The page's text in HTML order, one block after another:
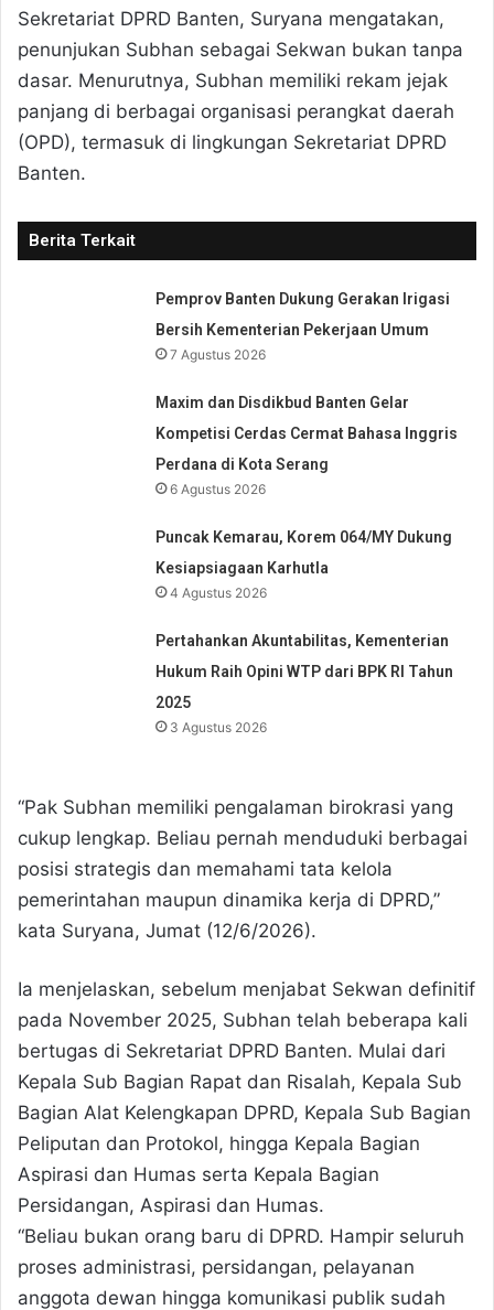
Sekretariat DPRD Banten, Suryana mengatakan,
penunjukan Subhan sebagai Sekwan bukan tanpa
dasar. Menurutnya, Subhan memiliki rekam jejak
panjang di berbagai organisasi perangkat daerah
(OPD), termasuk di lingkungan Sekretariat DPRD
Banten.
Berita Terkait
Pemprov Banten Dukung Gerakan Irigasi
Bersih Kementerian Pekerjaan Umum
7 Agustus 2026
Maxim dan Disdikbud Banten Gelar
Kompetisi Cerdas Cermat Bahasa Inggris
Perdana di Kota Serang
6 Agustus 2026
Puncak Kemarau, Korem 064/MY Dukung
Kesiapsiagaan Karhutla
4 Agustus 2026
Pertahankan Akuntabilitas, Kementerian
Hukum Raih Opini WTP dari BPK RI Tahun
2025
3 Agustus 2026
“Pak Subhan memiliki pengalaman birokrasi yang
cukup lengkap. Beliau pernah menduduki berbagai
posisi strategis dan memahami tata kelola
pemerintahan maupun dinamika kerja di DPRD,”
kata Suryana, Jumat (12/6/2026).
Ia menjelaskan, sebelum menjabat Sekwan definitif
pada November 2025, Subhan telah beberapa kali
bertugas di Sekretariat DPRD Banten. Mulai dari
Kepala Sub Bagian Rapat dan Risalah, Kepala Sub
Bagian Alat Kelengkapan DPRD, Kepala Sub Bagian
Peliputan dan Protokol, hingga Kepala Bagian
Aspirasi dan Humas serta Kepala Bagian
Persidangan, Aspirasi dan Humas.
“Beliau bukan orang baru di DPRD. Hampir seluruh
proses administrasi, persidangan, pelayanan
anggota dewan hingga komunikasi publik sudah